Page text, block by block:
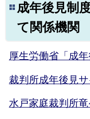
成年後見制
て関係機関
厚生労働省「成年
裁判所成年後見サ
水戸家庭裁判所